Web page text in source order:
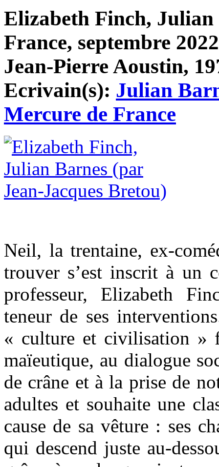
Elizabeth Finch, Julian
France, septembre
Jean-Pierre Aoustin,
Ecrivain(s): Julian
Mercure de France
Neil, la trentaine, ex-
trouver s’est inscrit à un
professeur, Elizabeth
teneur de ses
« culture et civilisation »
maïeutique, au dialogue
de crâne et à la prise de
adultes et souhaite une
cause de sa vêture : ses
qui descend juste au-